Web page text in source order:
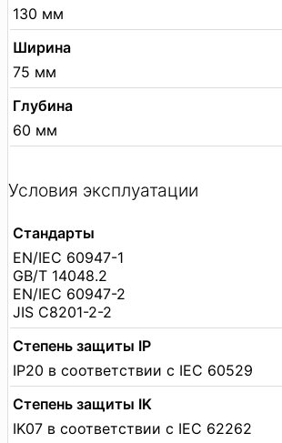
130 мм
Ширина
75 мм
Глубина
60 мм
Условия эксплуатации
Стандарты
EN/IEC 60947-1
GB/T 14048.2
EN/IEC 60947-2
JIS C8201-2-2
Степень защиты IP
IP20 в соответствии с IEC 60529
Степень защиты IK
IK07 в соответствии с IEC 62262